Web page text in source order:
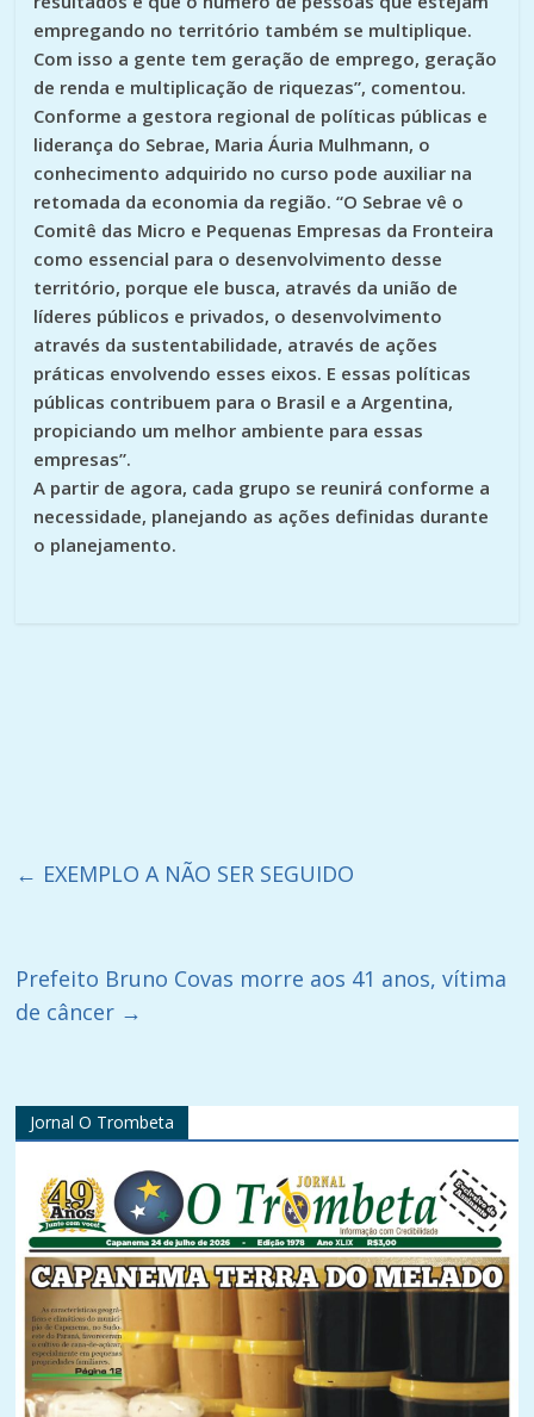
empregando no território também se multiplique.
Com isso a gente tem geração de emprego, geração
de renda e multiplicação de riquezas”, comentou.
Conforme a gestora regional de políticas públicas e
liderança do Sebrae, Maria Áuria Mulhmann, o
conhecimento adquirido no curso pode auxiliar na
retomada da economia da região. “O Sebrae vê o
Comitê das Micro e Pequenas Empresas da Fronteira
como essencial para o desenvolvimento desse
território, porque ele busca, através da união de
líderes públicos e privados, o desenvolvimento
através da sustentabilidade, através de ações
práticas envolvendo esses eixos. E essas políticas
públicas contribuem para o Brasil e a Argentina,
propiciando um melhor ambiente para essas
empresas”.
A partir de agora, cada grupo se reunirá conforme a
necessidade, planejando as ações definidas durante
o planejamento.
← EXEMPLO A NÃO SER SEGUIDO
Prefeito Bruno Covas morre aos 41 anos, vítima
de câncer →
Jornal O Trombeta